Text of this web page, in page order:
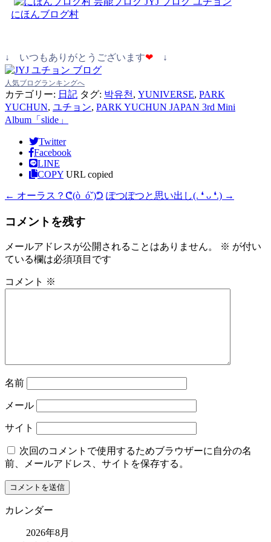
にほんブログ村
↓ いつもありがとうございます❤ ↓
人気ブログランキングへ
カテゴリー: 日記 タグ: 박유천 , YUNIVERSE, PARK
YUCHUN, ユチョン, PARK YUCHUN JAPAN 3rd Mini
Album「slide」
Twitter
Facebook
LINE
COPY URL copied
← オーラス？ᕦ⁠(⁠ò⁠_⁠ó⁠ˇ⁠)⁠ᕤ ぽつぽつと思い出し(⁠.⁠ ⁠❛⁠ ⁠ᴗ⁠ ⁠❛⁠.⁠) →
コメントを残す
メールアドレスが公開されることはありません。 ※ が付い
ている欄は必須項目です
コメント ※
名前
メール
サイト
次回のコメントで使用するためブラウザーに自分の名
前、メールアドレス、サイトを保存する。
カレンダー
2026年8月